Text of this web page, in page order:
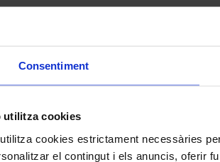
Consentiment
utilitza cookies
cookies estrictament necessàries
el contingut i els anuncis, oferir